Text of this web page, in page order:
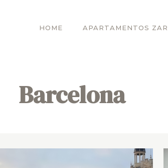
HOME APARTAMENTOS
Barcelona